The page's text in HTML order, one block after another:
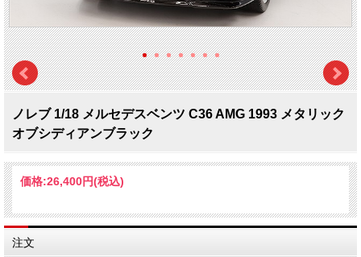
ノレブ 1/18 メルセデスベンツ C36 AMG 1993 メタリック
オブシディアンブラック
価格:26,400円(税込)
注文